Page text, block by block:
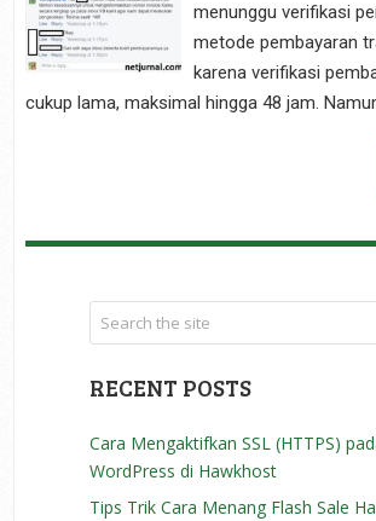
menunggu verifikasi
metode pembayaran
karena verifikasi
cukup lama, maksimal hingga 48 jam.
RECENT POSTS
Cara Mengaktifkan SSL (HTTPS)
WordPress di Hawkhost
Tips Trik Cara Menang Flash Sale